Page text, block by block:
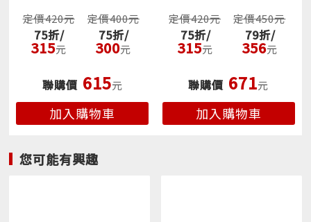
段，那就像健身教練給相撲選手和馬拉松選手開同一
份菜單，不但沒用，還有害處。
資料科學家／投資專家二刀流尼克．馬朱利，他的日
所寫的《持續買進》，這一次，他深入挖掘聯準會的
十多年的「收入動態追蹤調查」（PSID）等龐大資料
財富像階梯一樣劃分為六個階層
定價420元
75折/
315元
定價400元
75折/
300元
聯購價 615元
加入購物車
定價420元
75折/
315元
定價450元
79折/
356元
聯購價 671元
加入購物車
您可能有興趣